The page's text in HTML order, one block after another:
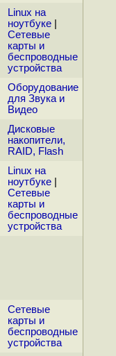
Linux на
ноутбуке|
Сетевые
карты и
беспроводные
устройства
Оборудование
для Звука и
Видео
Дисковые
накопители,
RAID, Flash
Linux на
ноутбуке|
Сетевые
карты и
беспроводные
устройства
Сетевые
карты и
беспроводные
устройства